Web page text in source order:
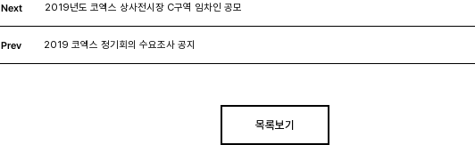
Next 2019년도 코엑스 상사전시장 C구역 임차인 공모
Prev 2019 코엑스 정기회의 수요조사 공지
목록보기